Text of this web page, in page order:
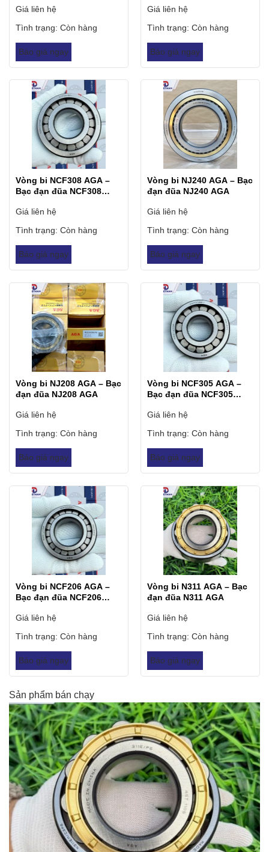
Giá liên hệ
Tình trạng: Còn hàng
Báo giá ngay
Giá liên hệ
Tình trạng: Còn hàng
Báo giá ngay
Vòng bi NCF308 AGA –
Bạc đạn đũa NCF308
Giá liên hệ
Tình trạng: Còn hàng
Báo giá ngay
Vòng bi NJ240 AGA – Bạc
đạn đũa NJ240 AGA
Giá liên hệ
Tình trạng: Còn hàng
Báo giá ngay
Vòng bi NJ208 AGA – Bạc
đạn đũa NJ208 AGA
Giá liên hệ
Tình trạng: Còn hàng
Báo giá ngay
Vòng bi NCF305 AGA –
Bạc đạn đũa NCF305
Giá liên hệ
Tình trạng: Còn hàng
Báo giá ngay
Vòng bi NCF206 AGA –
Bạc đạn đũa NCF206
Giá liên hệ
Tình trạng: Còn hàng
Báo giá ngay
Vòng bi N311 AGA – Bạc
đạn đũa N311 AGA
Giá liên hệ
Tình trạng: Còn hàng
Báo giá ngay
Sản phẩm bán chạy